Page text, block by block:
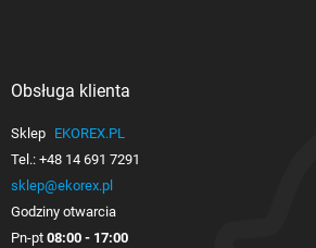
Obsługa klienta
Sklep EKOREX.PL
Tel.: +48 14 691 7291
sklep@ekorex.pl
Godziny otwarcia
Pn-pt 08:00 - 17:00